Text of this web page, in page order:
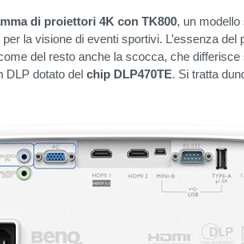
di proiettori 4K con TK800, un
la visione di eventi sportivi. L’essenza del
del resto anche la scocca, che differisce
DLP dotato del chip DLP470TE. Si tratta